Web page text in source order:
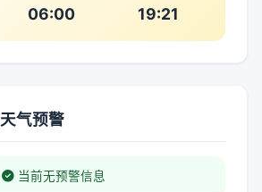
06:00 19:21
天气预警
当前无预警信息